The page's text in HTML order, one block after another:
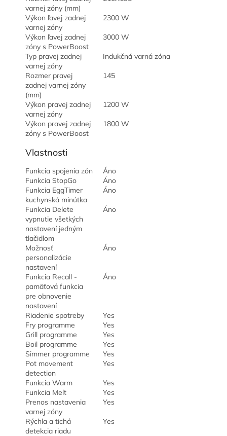
varnej zóny (mm)
Výkon ľavej zadnej
varnej zóny
2300 W
Výkon ľavej zadnej
zóny s PowerBoost
3000 W
Typ pravej zadnej
varnej zóny
Indukčná varná zóna
Rozmer pravej
zadnej varnej zóny
(mm)
145
Výkon pravej zadnej
varnej zóny
1200 W
Výkon pravej zadnej
zóny s PowerBoost
1800 W
Vlastnosti
Funkcia spojenia zón
Áno
Funkcia StopGo
Áno
Funkcia EggTimer
kuchynská minútka
Áno
Funkcia Delete
vypnutie všetkých
nastavení jedným
tlačidlom
Áno
Možnosť
personalizácie
nastavení
Áno
Funkcia Recall -
pamäťová funkcia
pre obnovenie
nastavení
Áno
Riadenie spotreby
Yes
Fry programme
Yes
Grill programme
Yes
Boil programme
Yes
Simmer programme
Yes
Pot movement
detection
Yes
Funkcia Warm
Yes
Funkcia Melt
Yes
Prenos nastavenia
varnej zóny
Yes
Rýchla a tichá
detekcia riadu
Yes